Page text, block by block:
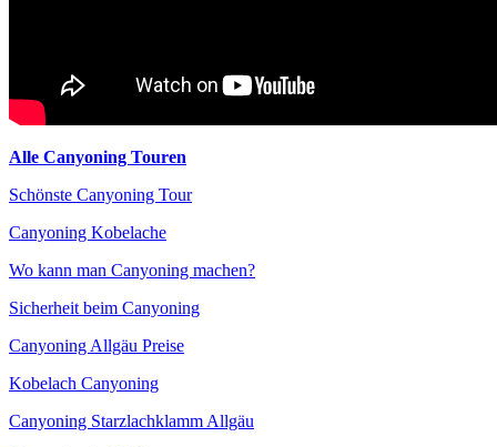
Alle Canyoning Touren
Schönste Canyoning Tour
Canyoning Kobelache
Wo kann man Canyoning machen?
Sicherheit beim Canyoning
Canyoning Allgäu Preise
Kobelach Canyoning
Canyoning Starzlachklamm Allgäu